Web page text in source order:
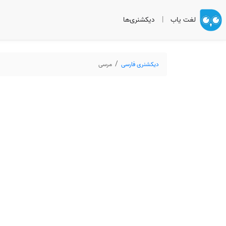
لغت یاب | دیکشنری‌ها
دیکشنری فارسی مرسی